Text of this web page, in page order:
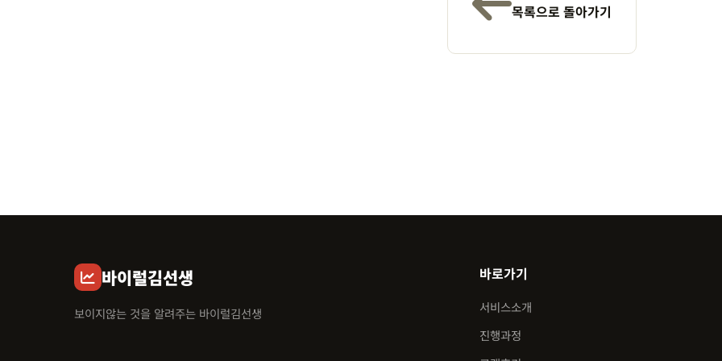
목록으로 돌아가기
바이럴김선생
보이지않는 것을 알려주는 바이럴김선생
바로가기
서비스소개
진행과정